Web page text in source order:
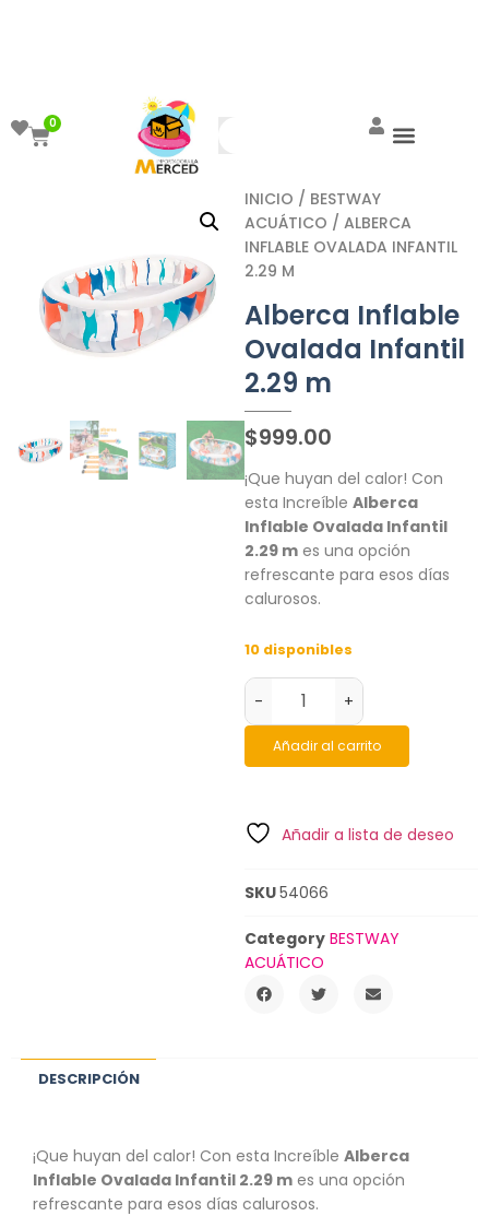
0
INICIO / BESTWAY
ACUÁTICO / ALBERCA
INFLABLE OVALADA INFANTIL
2.29 M
Alberca Inflable
Ovalada Infantil
2.29 m
$999.00
¡Que huyan del calor! Con
esta Increíble Alberca
Inflable Ovalada Infantil
2.29 m es una opción
refrescante para esos días
calurosos.
10 disponibles
- +
Añadir al carrito
Añadir a lista de deseo
SKU54066
Category BESTWAY
ACUÁTICO
DESCRIPCIÓN
¡Que huyan del calor! Con esta Increíble Alberca
Inflable Ovalada Infantil 2.29 m es una opción
refrescante para esos días calurosos.